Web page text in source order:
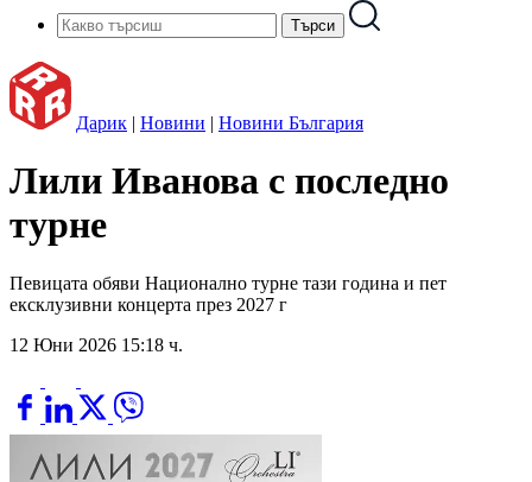
Дарик | Новини | Новини България
Лили Иванова с последно
турне
Певицата обяви Национално турне тази година и пет
ексклузивни концерта през 2027 г
12 Юни 2026 15:18 ч.